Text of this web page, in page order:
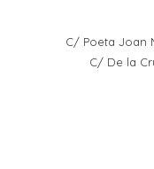
C/ Poeta Joan
C/ De la